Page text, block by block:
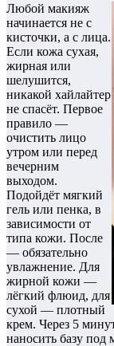
Любой макияж
начинается не с
кисточки, а с лица.
Если кожа сухая,
жирная или
шелушится,
никакой хайлайтер
не спасёт. Первое
правило —
очистить лицо
утром или перед
вечерним
выходом.
Подойдёт мягкий
гель или пенка, в
зависимости от
типа кожи. После
— обязательно
увлажнение. Для
жирной кожи —
лёгкий флюид, для
сухой — плотный
крем. Через 5
наносить базу под